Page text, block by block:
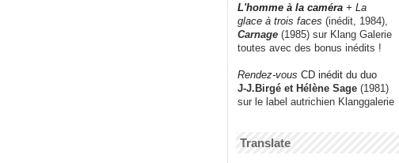
L'homme à la caméra + La
glace à trois faces (inédit, 1984),
Carnage (1985) sur Klang Galerie
toutes avec des bonus inédits !
Rendez-vous CD inédit du duo
J-J.Birgé et Hélène Sage (1981)
sur le label autrichien Klanggalerie
Translate